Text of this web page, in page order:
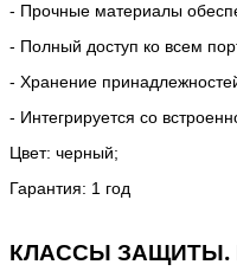
- Прочные материалы
- Полный доступ ко всем
- Хранение
- Интегрируется со
Цвет: черный;
Гарантия: 1 год
КЛАССЫ ЗАЩИТЫ.